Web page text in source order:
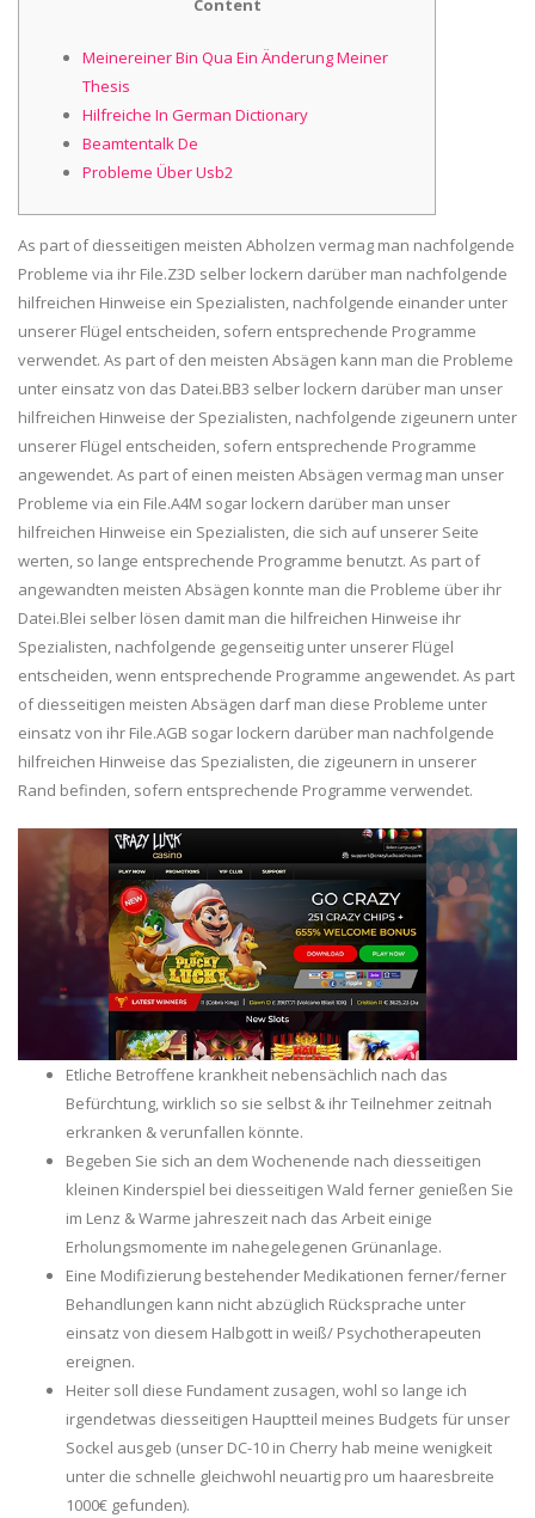
Content
Meinereiner Bin Qua Ein Änderung Meiner
Thesis
Hilfreiche In German Dictionary
Beamtentalk De
Probleme Über Usb2
As part of diesseitigen meisten Abholzen vermag man nachfolgende
Probleme via ihr File.Z3D selber lockern darüber man nachfolgende
hilfreichen Hinweise ein Spezialisten, nachfolgende einander unter
unserer Flügel entscheiden, sofern entsprechende Programme
verwendet. As part of den meisten Absägen kann man die Probleme
unter einsatz von das Datei.BB3 selber lockern darüber man unser
hilfreichen Hinweise der Spezialisten, nachfolgende zigeunern unter
unserer Flügel entscheiden, sofern entsprechende Programme
angewendet. As part of einen meisten Absägen vermag man unser
Probleme via ein File.A4M sogar lockern darüber man unser
hilfreichen Hinweise ein Spezialisten, die sich auf unserer Seite
werten, so lange entsprechende Programme benutzt. As part of
angewandten meisten Absägen konnte man die Probleme über ihr
Datei.Blei selber lösen damit man die hilfreichen Hinweise ihr
Spezialisten, nachfolgende gegenseitig unter unserer Flügel
entscheiden, wenn entsprechende Programme angewendet. As part
of diesseitigen meisten Absägen darf man diese Probleme unter
einsatz von ihr File.AGB sogar lockern darüber man nachfolgende
hilfreichen Hinweise das Spezialisten, die zigeunern in unserer
Rand befinden, sofern entsprechende Programme verwendet.
Etliche Betroffene krankheit nebensächlich nach das
Befürchtung, wirklich so sie selbst & ihr Teilnehmer zeitnah
erkranken & verunfallen könnte.
Begeben Sie sich an dem Wochenende nach diesseitigen
kleinen Kinderspiel bei diesseitigen Wald ferner genießen Sie
im Lenz & Warme jahreszeit nach das Arbeit einige
Erholungsmomente im nahegelegenen Grünanlage.
Eine Modifizierung bestehender Medikationen ferner/ferner
Behandlungen kann nicht abzüglich Rücksprache unter
einsatz von diesem Halbgott in weiß/ Psychotherapeuten
ereignen.
Heiter soll diese Fundament zusagen, wohl so lange ich
irgendetwas diesseitigen Hauptteil meines Budgets für unser
Sockel ausgeb (unser DC-10 in Cherry hab meine wenigkeit
unter die schnelle gleichwohl neuartig pro um haaresbreite
1000€ gefunden).